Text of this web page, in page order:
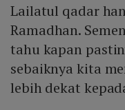
Lailatul qadar
Ramadhan.
tahu kapan
sebaiknya kita
lebih dekat